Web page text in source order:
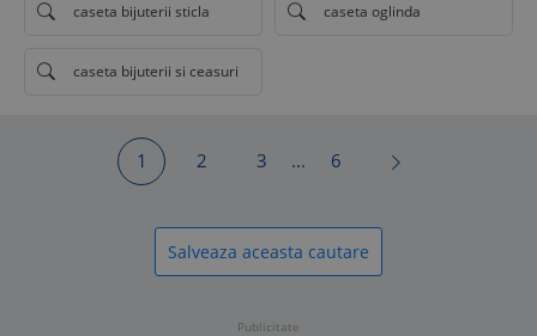
caseta bijuterii sticla caseta oglinda
caseta bijuterii si ceasuri
1 2 3 ... 6
Salveaza aceasta cautare
Publicitate